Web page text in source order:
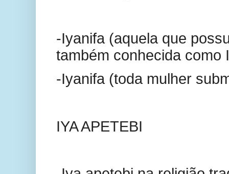
-Iyanifa (aquela que
também conhecida como
-Iyanifa (toda mulher
IYA APETEBI